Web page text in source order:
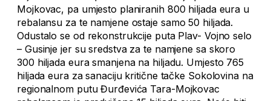
Mojkovac, pa umjesto planiranih 800 hiljada eura u
rebalansu za te namjene ostaje samo 50 hiljada.
Odustalo se od rekonstrukcije puta Plav- Vojno selo
– Gusinje jer su sredstva za te namjene sa skoro
300 hiljada eura smanjena na hiljadu. Umjesto 765
hiljada eura za sanaciju kritične tačke Sokolovina na
regionalnom putu Đurđevića Tara-Mojkovac